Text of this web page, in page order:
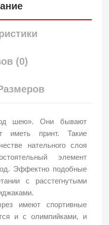
(0)
шею». Они бывают
иметь принт. Такие
нательного слоя
элемент
Эффектно подобные
с расстегнутыми
имеют спортивные
и с олимпийками, и